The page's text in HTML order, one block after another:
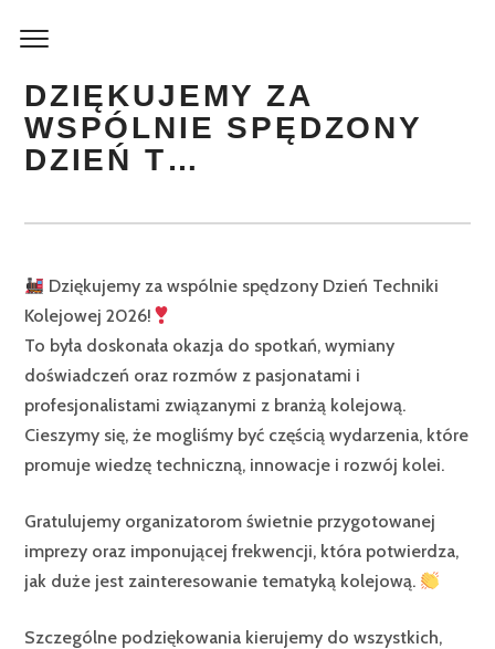
DZIĘKUJEMY ZA
WSPÓLNIE SPĘDZONY
DZIEŃ T…
Dziękujemy za wspólnie spędzony Dzień Techniki
Kolejowej 2026!
To była doskonała okazja do spotkań, wymiany
doświadczeń oraz rozmów z pasjonatami i
profesjonalistami związanymi z branżą kolejową.
Cieszymy się, że mogliśmy być częścią wydarzenia, które
promuje wiedzę techniczną, innowacje i rozwój kolei.
Gratulujemy organizatorom świetnie przygotowanej
imprezy oraz imponującej frekwencji, która potwierdza,
jak duże jest zainteresowanie tematyką kolejową.
Szczególne podziękowania kierujemy do wszystkich,